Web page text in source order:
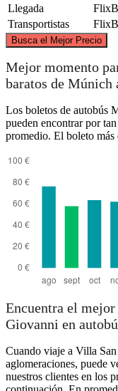
Llegada
Transportistas
Busca el Mejor Precio
Mejor momento
baratos de Múnich
Los boletos de autobús
pueden encontrar por
promedio. El boleto más
Encuentra el
Giovanni en
Cuando viaje a Villa
aglomeraciones, puede
nuestros clientes en los